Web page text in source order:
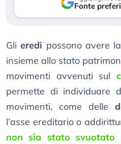
Fonte
Glieredi possono avere
insieme allo stato
movimenti avvenuti sul
permette di individuare
movimenti, come delle
l’asse ereditario o
non sia stato svuotato